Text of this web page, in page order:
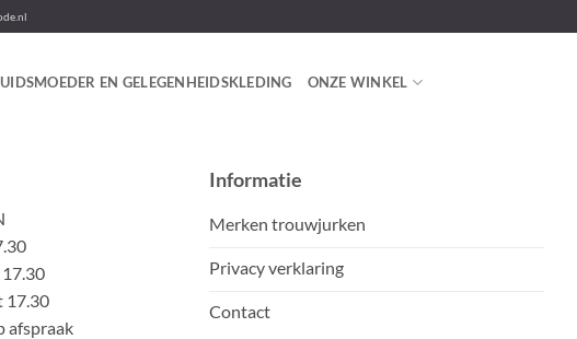
EN GELEGENHEIDSKLEDING ONZE WINKEL
17.30
afspraak
Informatie
Merken trouwjurken
Privacy verklaring
Contact